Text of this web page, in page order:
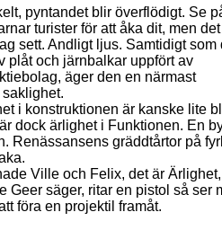
pyntandet blir överflödigt. Se
turister för att åka dit, men
sett. Andligt ljus. Samtidigt som
plåt och järnbalkar uppfört av
äger den en närmast
i konstruktionen är kanske lite
dock ärlighet i Funktionen. En
Renässansens gräddtårtor på
Ville och Felix, det är
Geer säger, ritar en pistol så ser
föra en projektil framåt.